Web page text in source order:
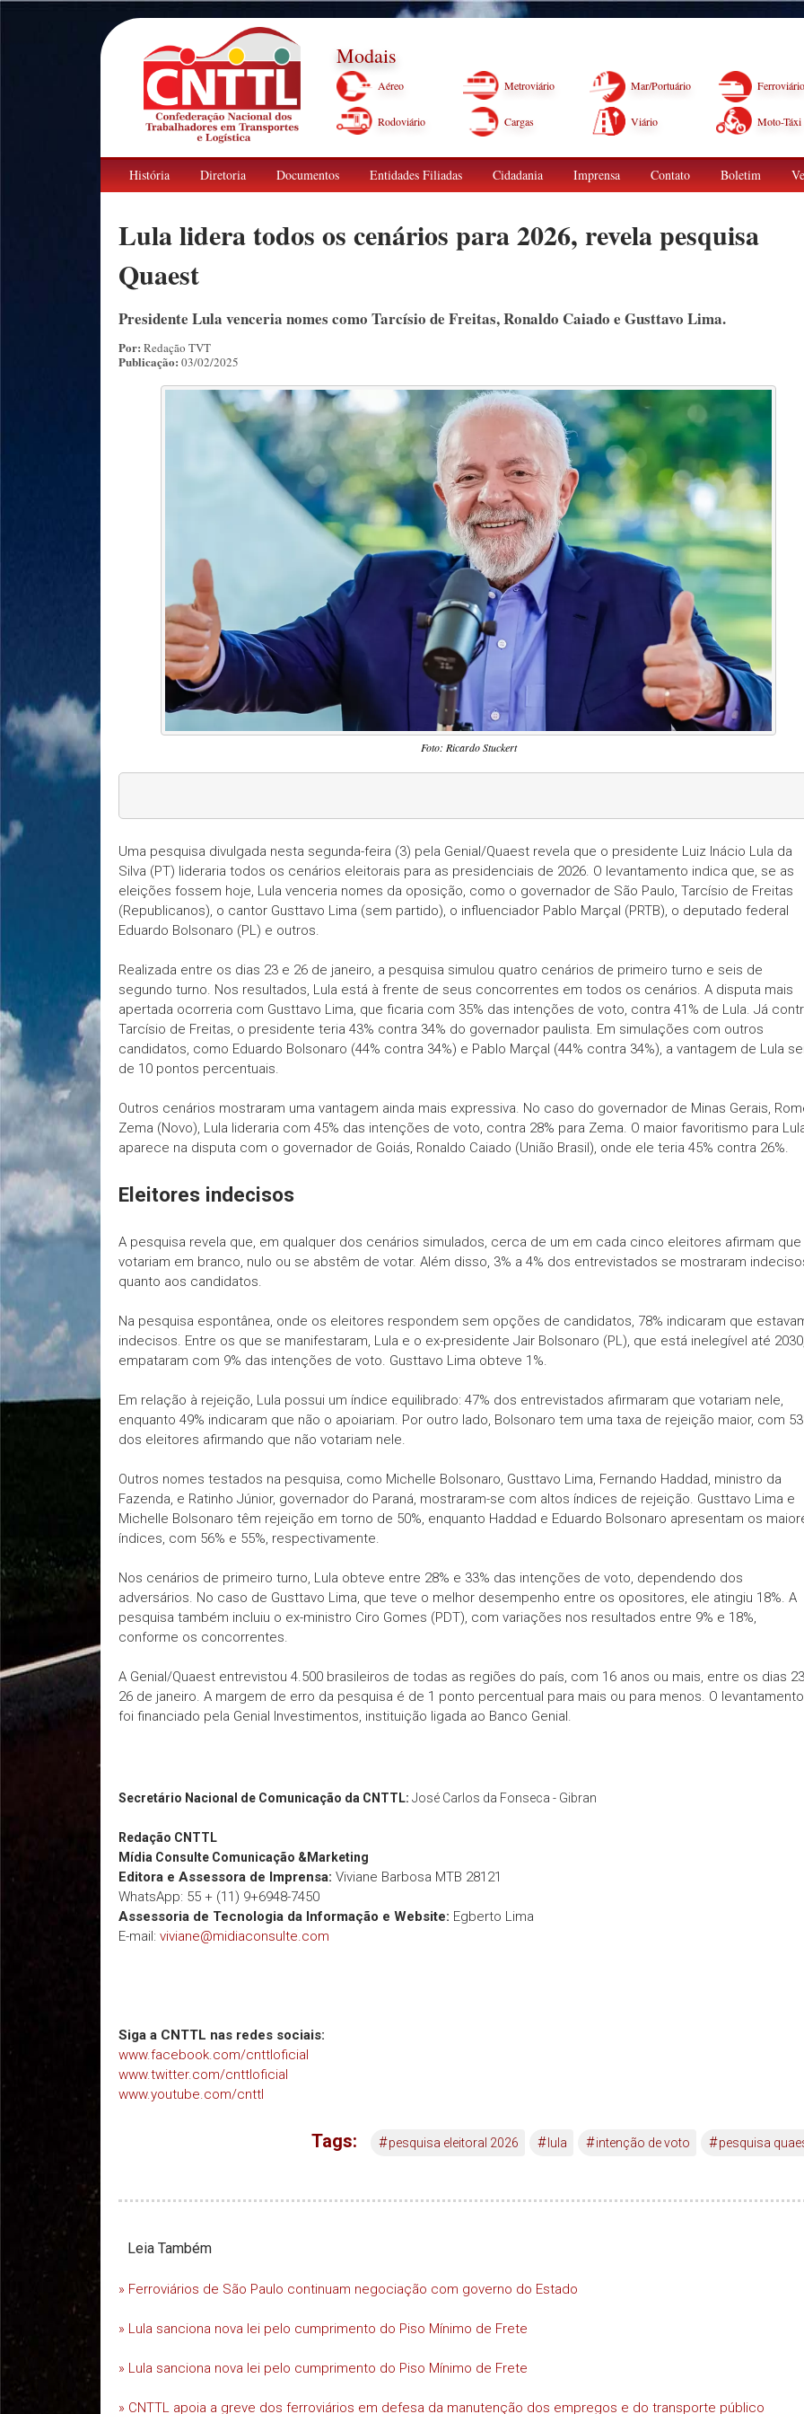
Modais
Aéreo Metroviário Mar/Portuário Ferroviário
Rodoviário Cargas Viário Moto-Táxi
História Diretoria Documentos Entidades Filiadas Cidadania Imprensa Contato Boletim
Lula lidera todos os cenários para 2026, revela pesquisa
Quaest
Presidente Lula venceria nomes como Tarcísio de Freitas, Ronaldo Caiado e Gusttavo Lima.
Por: Redação TVT
Publicação: 03/02/2025
Foto: Ricardo Stuckert
Uma pesquisa divulgada nesta segunda-feira (3) pela Genial/Quaest revela que o presidente Luiz Inácio Lula da
Silva (PT) lideraria todos os cenários eleitorais para as presidenciais de 2026. O levantamento indica que, se as
eleições fossem hoje, Lula venceria nomes da oposição, como o governador de São Paulo, Tarcísio de Freitas
(Republicanos), o cantor Gusttavo Lima (sem partido), o influenciador Pablo Marçal (PRTB), o deputado federal
Eduardo Bolsonaro (PL) e outros.
Realizada entre os dias 23 e 26 de janeiro, a pesquisa simulou quatro cenários de primeiro turno e seis de
segundo turno. Nos resultados, Lula está à frente de seus concorrentes em todos os cenários. A disputa mais
apertada ocorreria com Gusttavo Lima, que ficaria com 35% das intenções de voto, contra 41% de Lula. Já
Tarcísio de Freitas, o presidente teria 43% contra 34% do governador paulista. Em simulações com outros
candidatos, como Eduardo Bolsonaro (44% contra 34%) e Pablo Marçal (44% contra 34%), a vantagem de Lula
de 10 pontos percentuais.
Outros cenários mostraram uma vantagem ainda mais expressiva. No caso do governador de Minas Gerais,
Zema (Novo), Lula lideraria com 45% das intenções de voto, contra 28% para Zema. O maior favoritismo para
aparece na disputa com o governador de Goiás, Ronaldo Caiado (União Brasil), onde ele teria 45% contra 26%.
Eleitores indecisos
A pesquisa revela que, em qualquer dos cenários simulados, cerca de um em cada cinco eleitores afirmam que
votariam em branco, nulo ou se abstêm de votar. Além disso, 3% a 4% dos entrevistados se mostraram
quanto aos candidatos.
Na pesquisa espontânea, onde os eleitores respondem sem opções de candidatos, 78% indicaram que
indecisos. Entre os que se manifestaram, Lula e o ex-presidente Jair Bolsonaro (PL), que está inelegível até 2030,
empataram com 9% das intenções de voto. Gusttavo Lima obteve 1%.
Em relação à rejeição, Lula possui um índice equilibrado: 47% dos entrevistados afirmaram que votariam nele,
enquanto 49% indicaram que não o apoiariam. Por outro lado, Bolsonaro tem uma taxa de rejeição maior, com
dos eleitores afirmando que não votariam nele.
Outros nomes testados na pesquisa, como Michelle Bolsonaro, Gusttavo Lima, Fernando Haddad, ministro da
Fazenda, e Ratinho Júnior, governador do Paraná, mostraram-se com altos índices de rejeição. Gusttavo Lima e
Michelle Bolsonaro têm rejeição em torno de 50%, enquanto Haddad e Eduardo Bolsonaro apresentam os
índices, com 56% e 55%, respectivamente.
Nos cenários de primeiro turno, Lula obteve entre 28% e 33% das intenções de voto, dependendo dos
adversários. No caso de Gusttavo Lima, que teve o melhor desempenho entre os opositores, ele atingiu 18%. A
pesquisa também incluiu o ex-ministro Ciro Gomes (PDT), com variações nos resultados entre 9% e 18%,
conforme os concorrentes.
A Genial/Quaest entrevistou 4.500 brasileiros de todas as regiões do país, com 16 anos ou mais, entre os dias
26 de janeiro. A margem de erro da pesquisa é de 1 ponto percentual para mais ou para menos. O levantamento
foi financiado pela Genial Investimentos, instituição ligada ao Banco Genial.
Secretário Nacional de Comunicação da CNTTL: José Carlos da Fonseca - Gibran
Redação CNTTL
Mídia Consulte Comunicação &Marketing
Editora e Assessora de Imprensa: Viviane Barbosa MTB 28121
WhatsApp: 55 + (11) 9+6948-7450
Assessoria de Tecnologia da Informação e Website: Egberto Lima
E-mail: viviane@midiaconsulte.com
Siga a CNTTL nas redes sociais:
www.facebook.com/cnttloficial
www.twitter.com/cnttloficial
www.youtube.com/cnttl
Tags: #pesquisa eleitoral 2026 # lula #intenção de voto #pesquisa
Leia Também
» Ferroviários de São Paulo continuam negociação com governo do Estado
» Lula sanciona nova lei pelo cumprimento do Piso Mínimo de Frete
» Lula sanciona nova lei pelo cumprimento do Piso Mínimo de Frete
» CNTTL apoia a greve dos ferroviários em defesa da manutenção dos empregos e do transporte público